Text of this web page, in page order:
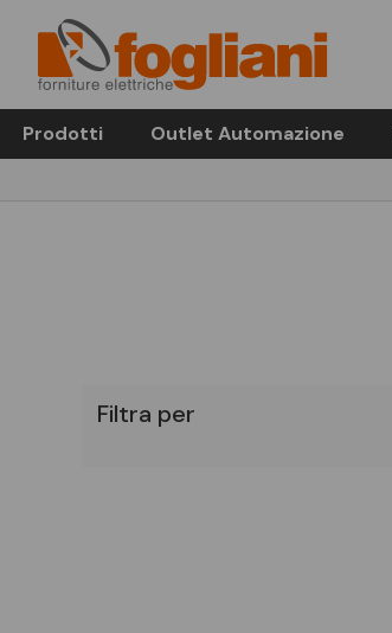
Prodotti Outlet Automazione
Filtra per